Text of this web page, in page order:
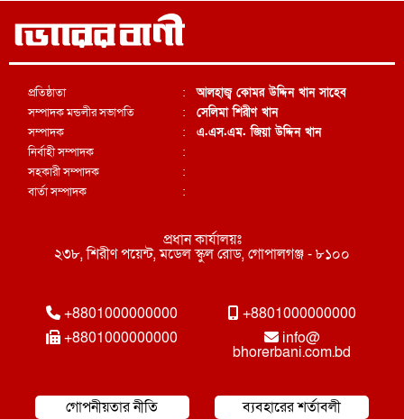
প্রতিষ্ঠাতা
সম্পাদক মন্ডলীর সভাপতি
সম্পাদক
নির্বাহী সম্পাদক
সহকারী সম্পাদক
বার্তা সম্পাদক
:
:
:
:
:
:
আলহাজ্ব কোমর উদ্দিন খান সাহেব
সেলিমা শিরীণ খান
এ.এস.এম. জিয়া উদ্দিন খান
প্রধান কার্যালয়ঃ
২৩৮, শিরীণ পয়েন্ট, মডেল স্কুল রোড, গোপালগঞ্জ - ৮১০০
+8801000000000
+8801000000000
+8801000000000
info@
bhorerbani.com.bd
গোপনীয়তার নীতি ব্যবহারের শর্তাবলী